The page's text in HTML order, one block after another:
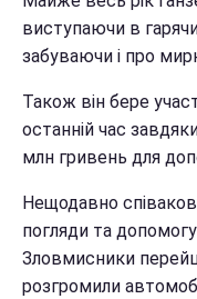
виступаючи в
забуваючи і про
Також він бере
останній час
млн гривень для
Нещодавно
погляди та
Зловмисники
розгромили